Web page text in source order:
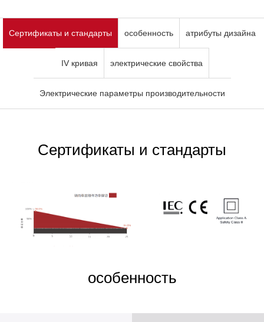
Сертификаты и стандарты особенность атрибуты дизайна
IV кривая электрические свойства
Электрические параметры производительности
Сертификаты и стандарты
особенность